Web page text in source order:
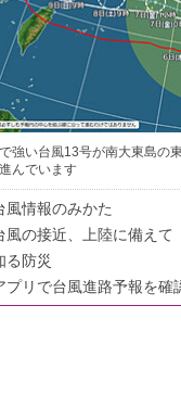
強い台風13号が南大東島の
んでいます
風情報のみかた
風の接近、上陸に備えて
る防災
プリで台風進路予報を確